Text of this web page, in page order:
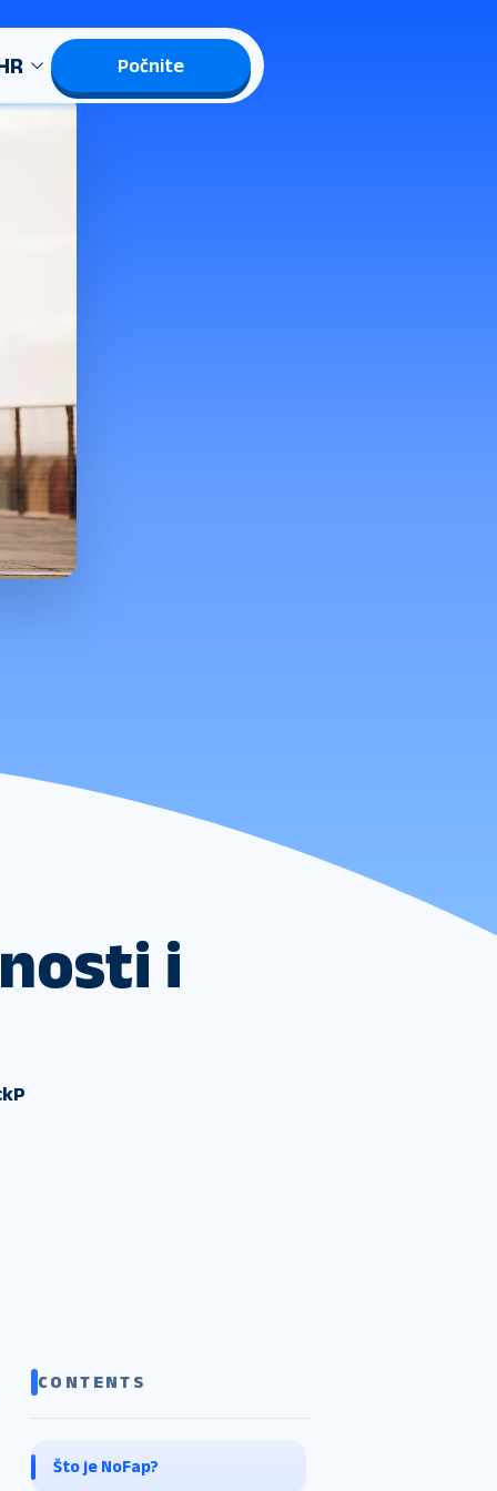
Počnite
i
CONTENTS
Što je NoFap?